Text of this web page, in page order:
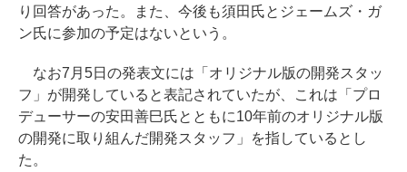
り回答があった。また、今後も須田氏とジェームズ・ガ
ン氏に参加の予定はないという。
なお7月5日の発表文には「オリジナル版の開発スタッ
フ」が開発していると表記されていたが、これは「プロ
デューサーの安田善巳氏とともに10年前のオリジナル版
の開発に取り組んだ開発スタッフ」を指しているとし
た。